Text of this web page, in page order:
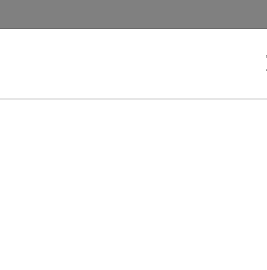
请先登录，再回答
请先登